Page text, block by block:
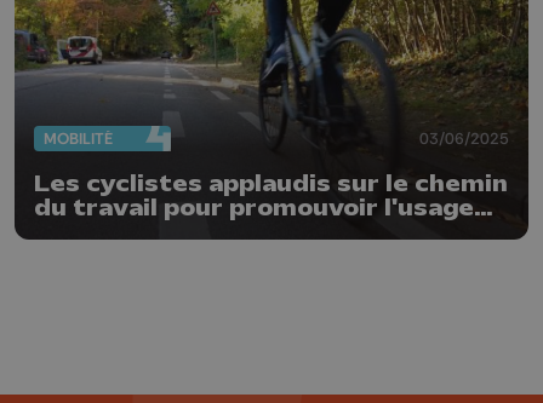
MOBILITÉ 03/06/2025
Les cyclistes applaudis sur le chemin
du travail pour promouvoir l'usage